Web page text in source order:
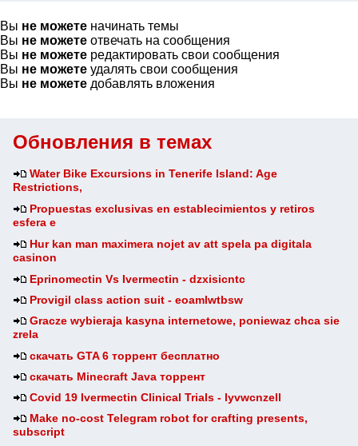
Обновления в темах
Water Bike Excursions in Tenerife Island: Age
Restrictions,
Propuestas exclusivas en establecimientos y retiros
esfera e
Hur kan man maximera nojet av att spela pa digitala
casinon
Eprinomectin Vs Ivermectin - dzxisicntc
Provigil class action suit - eoamlwtbsw
Gracze wybieraja kasyna internetowe, poniewaz chca sie
zrela
скачать GTA 6 торрент бесплатно
скачать Minecraft Java торрент
Covid 19 Ivermectin Clinical Trials - lyvwcnzell
Make no-cost Telegram robot for crafting presents,
subscript
Вы не можете начинать темы
Вы не можете отвечать на сообщения
Вы не можете редактировать свои сообщения
Вы не можете удалять свои сообщения
Вы не можете добавлять вложения